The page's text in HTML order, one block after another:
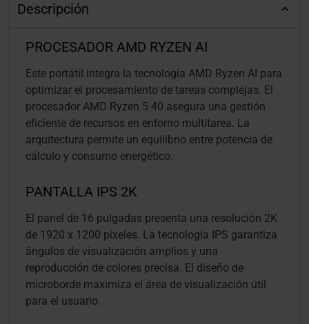
Descripción
PROCESADOR AMD RYZEN AI
Este portátil integra la tecnología AMD Ryzen AI para
optimizar el procesamiento de tareas complejas. El
procesador AMD Ryzen 5 40 asegura una gestión
eficiente de recursos en entorno multitarea. La
arquitectura permite un equilibrio entre potencia de
cálculo y consumo energético.
PANTALLA IPS 2K
El panel de 16 pulgadas presenta una resolución 2K
de 1920 x 1200 píxeles. La tecnología IPS garantiza
ángulos de visualización amplios y una
reproducción de colores precisa. El diseño de
microborde maximiza el área de visualización útil
para el usuario.